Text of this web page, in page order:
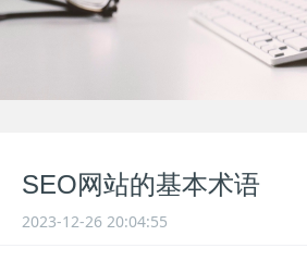
SEO网站的基本术语
2023-12-26 20:04:55